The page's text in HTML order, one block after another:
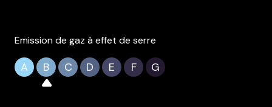
Emission de gaz à effet de serre
A B C D E F G